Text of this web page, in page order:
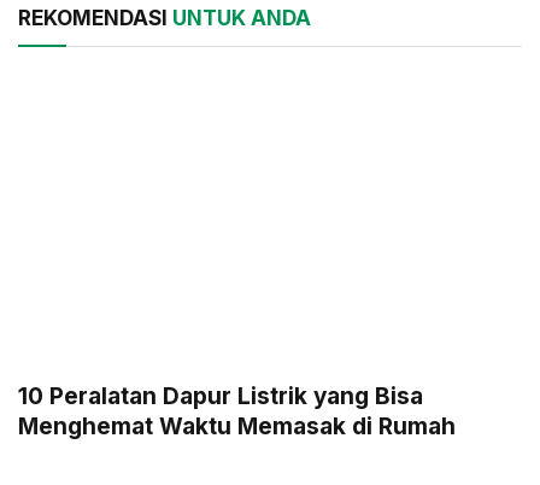
REKOMENDASI UNTUK ANDA
10 Peralatan Dapur Listrik yang Bisa
Menghemat Waktu Memasak di Rumah